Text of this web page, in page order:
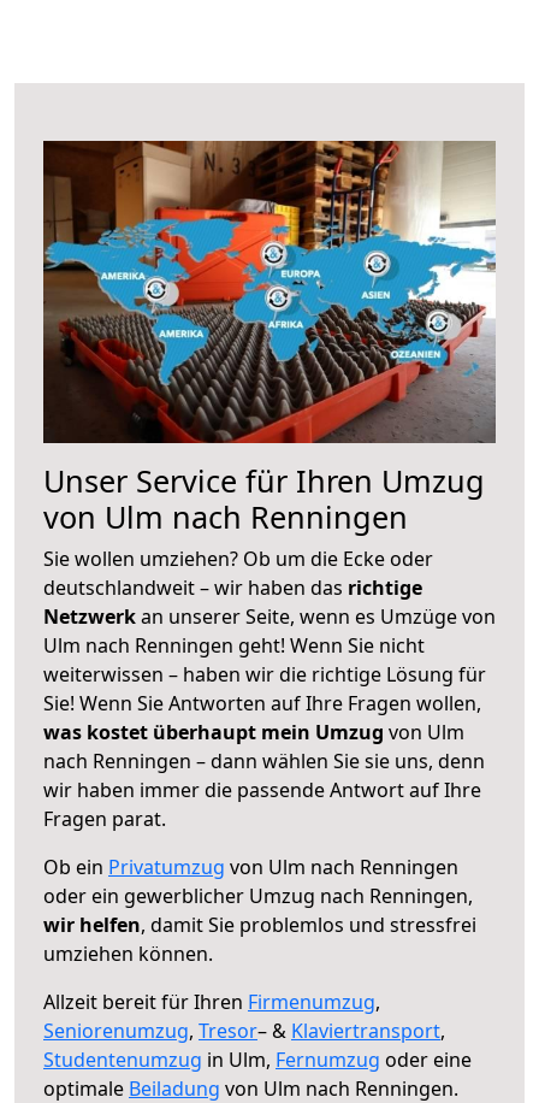
Unser Service für Ihren Umzug
von Ulm nach Renningen
Sie wollen umziehen? Ob um die Ecke oder
deutschlandweit – wir haben das richtige
Netzwerkan unserer Seite, wenn es Umzüge von
Ulm nach Renningen geht! Wenn Sie nicht
weiterwissen – haben wir die richtige Lösung für
Sie! Wenn Sie Antworten auf Ihre Fragen wollen,
was kostet überhaupt mein Umzug von Ulm
nach Renningen – dann wählen Sie sie uns, denn
wir haben immer die passende Antwort auf Ihre
Fragen parat.
Ob ein Privatumzug von Ulm nach Renningen
oder ein gewerblicher Umzug nach Renningen,
wir helfen, damit Sie problemlos und stressfrei
umziehen können.
Allzeit bereit für Ihren Firmenumzug,
Seniorenumzug, Tresor– & Klaviertransport,
Studentenumzug in Ulm, Fernumzug oder eine
optimale Beiladung von Ulm nach Renningen.